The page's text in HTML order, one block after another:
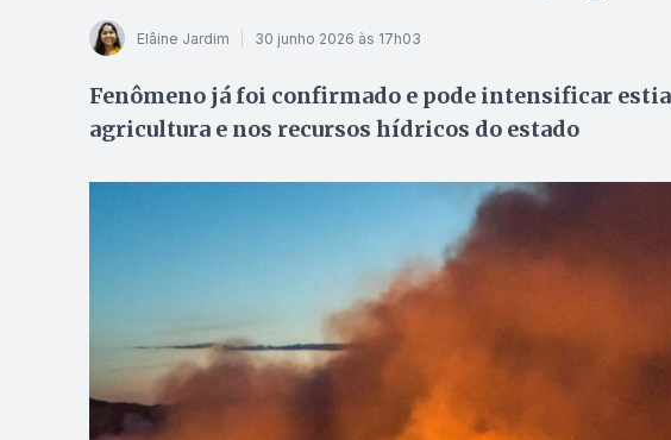
Elâine Jardim 30 junho 2026 às 17h03
Fenômeno já foi confirmado e pode intensificar
agricultura e nos recursos hídricos do estado